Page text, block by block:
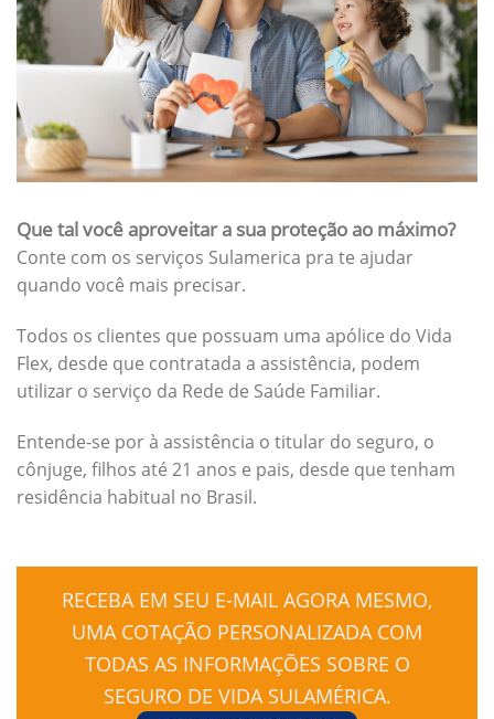
Que tal você aproveitar a sua proteção ao máximo?
Conte com os serviços Sulamerica pra te ajudar
quando você mais precisar.
Todos os clientes que possuam uma apólice do Vida
Flex, desde que contratada a assistência, podem
utilizar o serviço da Rede de Saúde Familiar.
Entende-se por à assistência o titular do seguro, o
cônjuge, filhos até 21 anos e pais, desde que tenham
residência habitual no Brasil.
RECEBA EM SEU E-MAIL AGORA MESMO,
UMA COTAÇÃO PERSONALIZADA COM
TODAS AS INFORMAÇÕES SOBRE O
SEGURO DE VIDA SULAMÉRICA.